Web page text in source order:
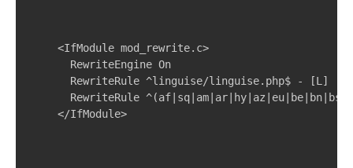
<IfModule mod_rewrite.c>
  RewriteEngine On
  RewriteRule ^linguise/linguise.php$ - [L]
RewriteRule
</IfModule>